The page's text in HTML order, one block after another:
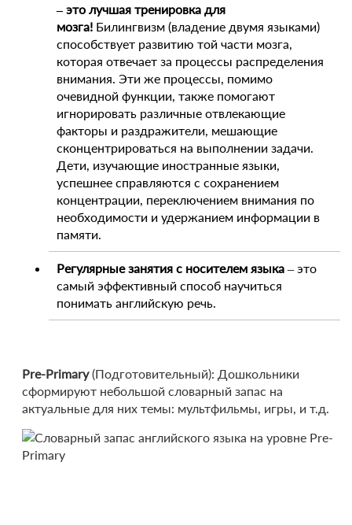
– это лучшая тренировка для
мозга! Билингвизм (владение двумя языками)
способствует развитию той части мозга,
которая отвечает за процессы распределения
внимания. Эти же процессы, помимо
очевидной функции, также помогают
игнорировать различные отвлекающие
факторы и раздражители, мешающие
сконцентрироваться на выполнении задачи.
Дети, изучающие иностранные языки,
успешнее справляются с сохранением
концентрации, переключением внимания по
необходимости и удержанием информации в
памяти.
Регулярные занятия с носителем языка – это
самый эффективный способ научиться
понимать английскую речь.
Pre-Primary(Подготовительный): Дошкольники
сформируют небольшой словарный запас на
актуальные для них темы: мультфильмы, игры, и т.д.